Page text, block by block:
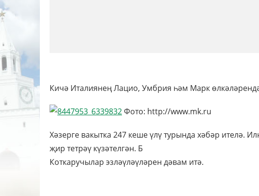
Кичә Италиянең Лацио, Умбрия һәм Марк
Фото: http://www.mk.ru
Хәзерге вакытка 247 кеше үлү турында хәбәр ителә.
җир тетрәү күзәтелгән. Б
Коткаручылар эзләүләүләрен дәвам итә.